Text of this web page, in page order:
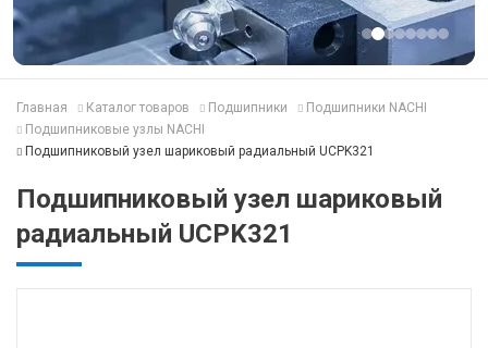
Главная Каталог товаров Подшипники
Подшипники NACHI
Подшипниковые узлы NACHI
Подшипниковый узел шариковый радиальный UCPK321
Подшипниковый узел шариковый
радиальный UCPK321